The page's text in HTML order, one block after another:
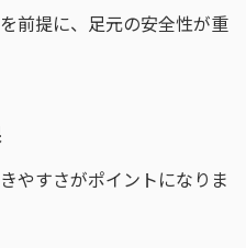
前提に、足元の安全性が重
やすさがポイントになりま